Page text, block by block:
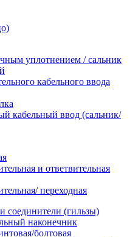
уплотнением / сальник
кабельного ввода
кабельный ввод (сальник/
и ответвительная
переходная
соединители (гильзы)
наконечник
болтовая